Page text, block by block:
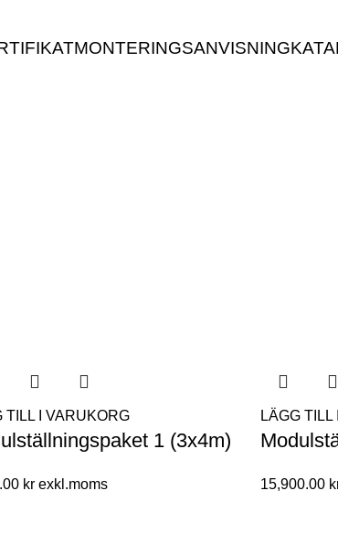
MONTERINGSANVISNING
TILL I VARUKORG
1 (3x4m)
kr
LÄGG
15,900.00